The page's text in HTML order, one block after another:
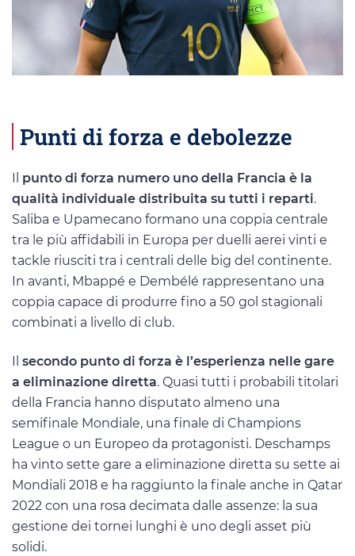
Punti di forza e debolezze
Il punto di forza numero uno della Francia è la
qualità individuale distribuita su tutti i reparti.
Saliba e Upamecano formano una coppia centrale
tra le più affidabili in Europa per duelli aerei vinti e
tackle riusciti tra i centrali delle big del continente.
In avanti, Mbappé e Dembélé rappresentano una
coppia capace di produrre fino a 50 gol stagionali
combinati a livello di club.
Il secondo punto di forza è l’esperienza nelle gare
a eliminazione diretta. Quasi tutti i probabili titolari
della Francia hanno disputato almeno una
semifinale Mondiale, una finale di Champions
League o un Europeo da protagonisti. Deschamps
ha vinto sette gare a eliminazione diretta su sette ai
Mondiali 2018 e ha raggiunto la finale anche in Qatar
2022 con una rosa decimata dalle assenze: la sua
gestione dei tornei lunghi è uno degli asset più
solidi.